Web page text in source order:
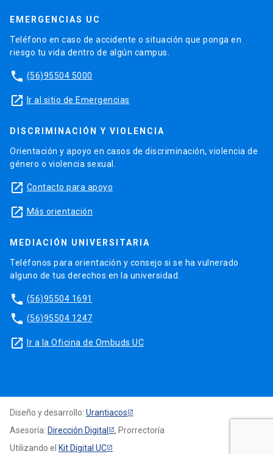
EMERGENCIAS UC
Teléfono en caso de accidente o situación que ponga en
riesgo tu vida dentro de algún campus.
phone (56)95504 5000
launch Ir al sitio de Emergencias
DISCRIMINACIÓN Y VIOLENCIA
Orientación y apoyo en casos de discriminación, violencia de
género o violencia sexual.
launch Contacto para apoyo
launch Más orientación
MEDIACIÓN UNIVERSITARIA
Teléfonos para orientación y consejo si se ha vulnerado
alguno de tus derechos en la universidad.
phone (56)95504 1691
phone (56)95504 1247
launch Ir a la Oficina de Ombuds UC
Diseño y desarrollo: Urantiacos
Asesoría: Dirección Digital
, Prorrectoría
Utilizando el Kit Digital UC